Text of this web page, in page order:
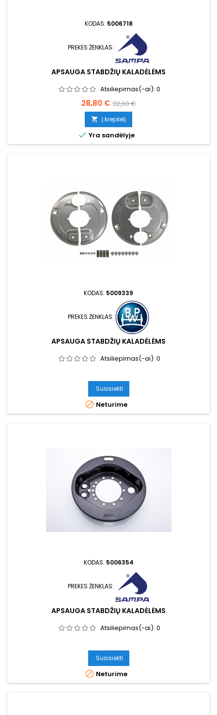
KODAS: 5006718
PREKĖS ŽENKLAS:
APSAUGA STABDŽIŲ KALADĖLĖMS
Atsiliepimas(-ai): 0
Kaina
28,80 € Bazinė
kaina
32,00 €
 Į krepšelį
 Yra sandėlyje
KODAS: 5009339
PREKĖS ŽENKLAS:
APSAUGA STABDŽIŲ KALADĖLĖMS
Atsiliepimas(-ai): 0
Susisiekti
 Neturime
KODAS: 5006354
PREKĖS ŽENKLAS:
APSAUGA STABDŽIŲ KALADĖLĖMS
Atsiliepimas(-ai): 0
Susisiekti
 Neturime